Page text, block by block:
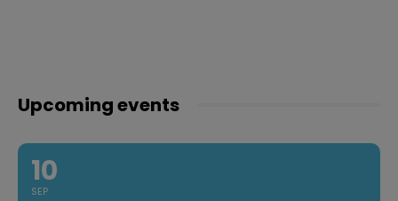
Upcoming events
10
SEP